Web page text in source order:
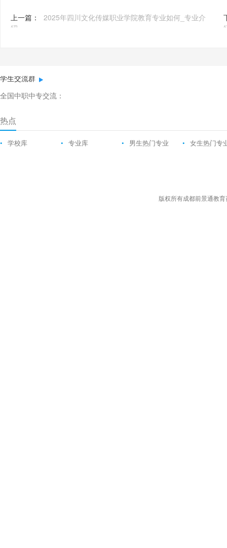
上一篇：
2025年四川文化传媒职业学院教育专业如何_专业介
绍
学生交流群
全国中职中专交流：
热点
• 学校库 • 专业库 • 男生热门专业 • 女生热门专
版权所有成都前景通教